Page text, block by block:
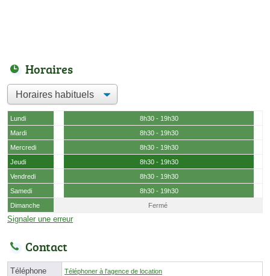
Horaires
Lundi
8h30 - 19h30
Mardi
8h30 - 19h30
Mercredi
8h30 - 19h30
Jeudi
8h30 - 19h30
Vendredi
8h30 - 19h30
Samedi
8h30 - 19h30
Dimanche
Fermé
Signaler une erreur
Contact
Téléphone Téléphoner à l'agence de location